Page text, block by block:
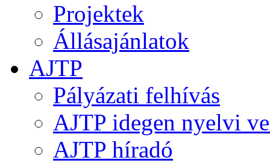
Projektek
Állásajánlatok
AJTP
Pályázati felhívás
AJTP idegen nyelvi
AJTP híradó